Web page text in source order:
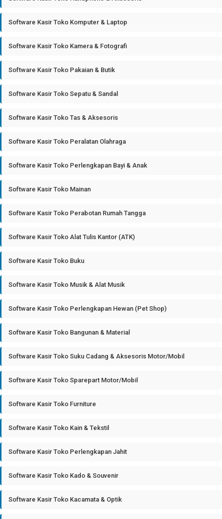
Software Kasir Toko Komputer & Laptop
Software Kasir Toko Kamera & Fotografi
Software Kasir Toko Pakaian & Butik
Software Kasir Toko Sepatu & Sandal
Software Kasir Toko Tas & Aksesoris
Software Kasir Toko Peralatan Olahraga
Software Kasir Toko Perlengkapan Bayi & Anak
Software Kasir Toko Mainan
Software Kasir Toko Perabotan Rumah Tangga
Software Kasir Toko Alat Tulis Kantor (ATK)
Software Kasir Toko Buku
Software Kasir Toko Musik & Alat Musik
Software Kasir Toko Perlengkapan Hewan (Pet Shop)
Software Kasir Toko Bangunan & Material
Software Kasir Toko Suku Cadang & Aksesoris Motor/Mobil
Software Kasir Toko Sparepart Motor/Mobil
Software Kasir Toko Furniture
Software Kasir Toko Kain & Tekstil
Software Kasir Toko Perlengkapan Jahit
Software Kasir Toko Kado & Souvenir
Software Kasir Toko Kacamata & Optik